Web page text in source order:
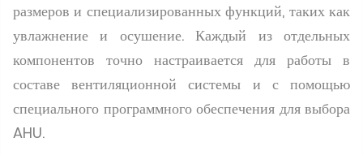
размеров и специализированных функций, таких как
увлажнение и осушение. Каждый из отдельных
компонентов точно настраивается для работы в
составе вентиляционной системы и с помощью
специального программного обеспечения для выбора
AHU.